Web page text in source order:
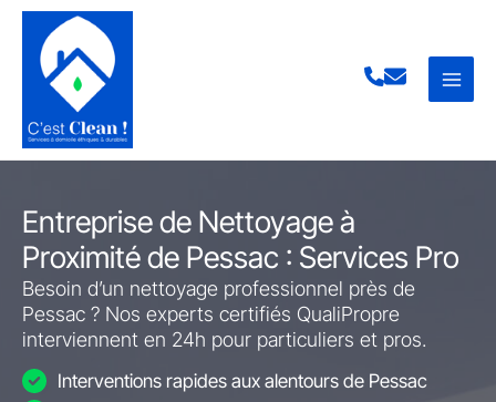
Aller
contenu
Entreprise de Nettoyage à
Proximité de Pessac : Services Pro
Besoin d’un nettoyage professionnel près de
Pessac ? Nos experts certifiés QualiPropre
interviennent en 24h pour particuliers et pros.
Interventions rapides aux alentours de Pessac